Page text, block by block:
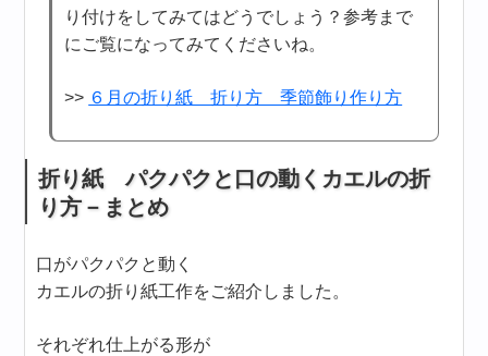
り付けをしてみてはどうでしょう？参考まで
にご覧になってみてくださいね。
>> ６月の折り紙 折り方 季節飾り作り方
折り紙 パクパクと口の動くカエルの折
り方－まとめ
口がパクパクと動く
カエルの折り紙工作をご紹介しました。
それぞれ仕上がる形が